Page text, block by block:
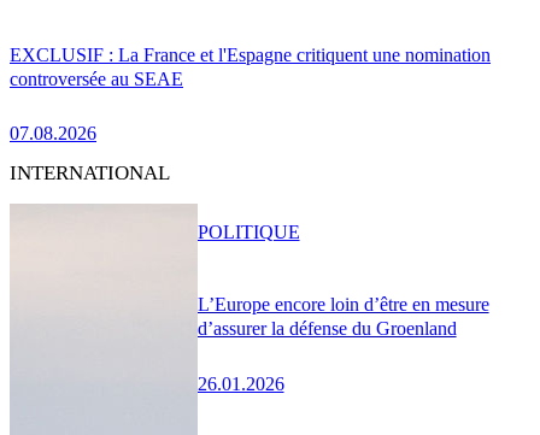
EXCLUSIF : La France et l'Espagne critiquent une nomination
controversée au SEAE
07.08.2026
INTERNATIONAL
L’Europe encore loin d’être en mesure
d’assurer la défense du Groenland
26.01.2026
POLITIQUE